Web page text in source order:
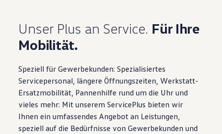
Unser Plus an Service. Für Ihre
Mobilität.
Speziell für Gewerbekunden: Spezialisiertes
Servicepersonal, längere Öffnungszeiten, Werkstatt-
Ersatzmobilität, Pannenhilfe rund um die Uhr und
vieles mehr: Mit unserem ServicePlus bieten wir
Ihnen ein umfassendes Angebot an Leistungen,
speziell auf die Bedürfnisse von Gewerbekunden und